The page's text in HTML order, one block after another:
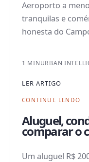
Aeroporto a
tranquilas e
honesta do
1 MINURBAN
LER ARTIGO
CONTINUE LENDO
Aluguel,
comparar o
Um aluguel R$